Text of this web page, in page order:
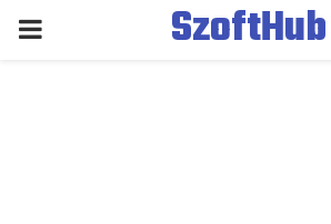
PRIMARY
SzoftHub